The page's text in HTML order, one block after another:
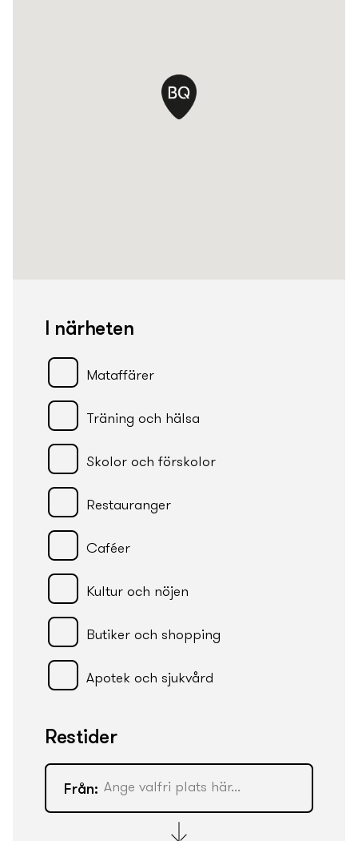
Restider
Från:
I närheten
Mataffärer
Träning och hälsa
Skolor och förskolor
Restauranger
Caféer
Kultur och nöjen
Butiker och shopping
Apotek och sjukvård